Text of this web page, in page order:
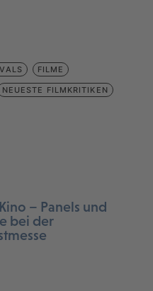
FILME
NEUESTE FILMKRITIKEN
– Panels und
bei der